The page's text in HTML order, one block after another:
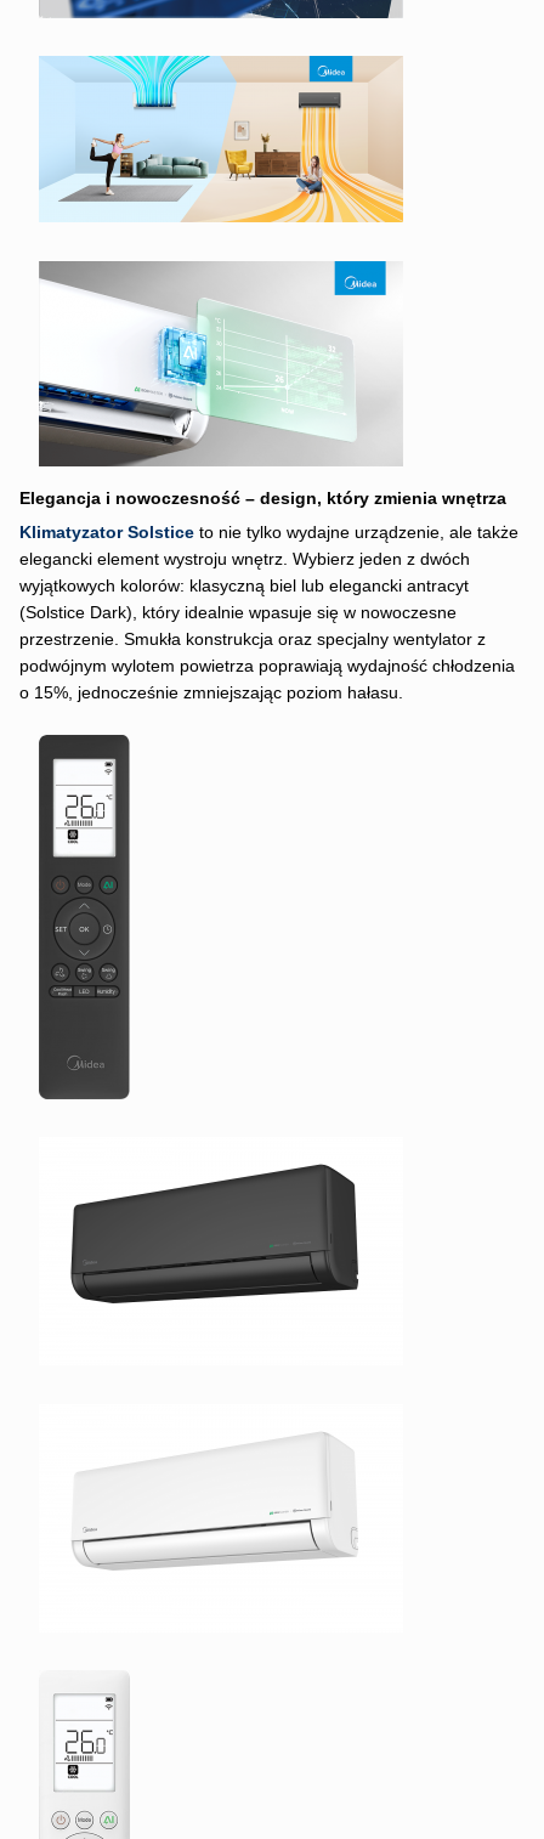
Elegancja i nowoczesność – design, który zmienia wnętrza
Klimatyzator Solsticeto nie tylko wydajne urządzenie, ale także
elegancki element wystroju wnętrz. Wybierz jeden z dwóch
wyjątkowych kolorów: klasyczną biel lub elegancki antracyt
(Solstice Dark), który idealnie wpasuje się w nowoczesne
przestrzenie. Smukła konstrukcja oraz specjalny wentylator z
podwójnym wylotem powietrza poprawiają wydajność chłodzenia
o 15%, jednocześnie zmniejszając poziom hałasu.